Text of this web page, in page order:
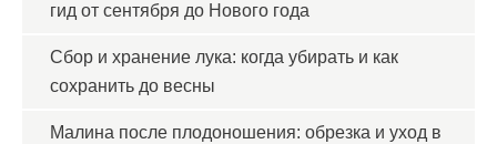
гид от сентября до Нового года
Сбор и хранение лука: когда убирать и как
сохранить до весны
Малина после плодоношения: обрезка и уход в